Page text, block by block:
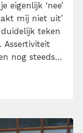
eigenlijk ‘nee’
mij niet uit’
teken
Assertiviteit
nog steeds
draait juist